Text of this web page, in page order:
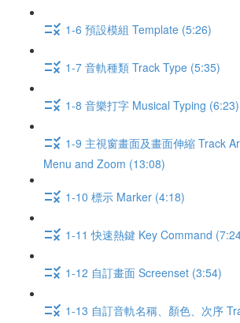
1-6 預設模組 Template (5:26)
1-7 音軌種類 Track Type (5:35)
1-8 音樂打字 Musical Typing (6:23)
1-9 主視窗畫面及畫面伸縮 Track
Menu and Zoom (13:08)
1-10 標示 Marker (4:18)
1-11 快速熱鍵 Key Command
1-12 自訂畫面 Screenset (3:54)
1-13 自訂音軌名稱、顏色、次序